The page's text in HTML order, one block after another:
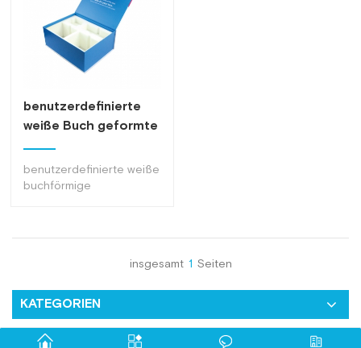
benutzerdefinierte
weiße Buch geformte
Magnetverschluss
Geschenkboxen
benutzerdefinierte weiße
buchförmige
Schwammpolsterung,
welche in der Box an Ort.insgesamt 1 Seiten
KATEGORIEN